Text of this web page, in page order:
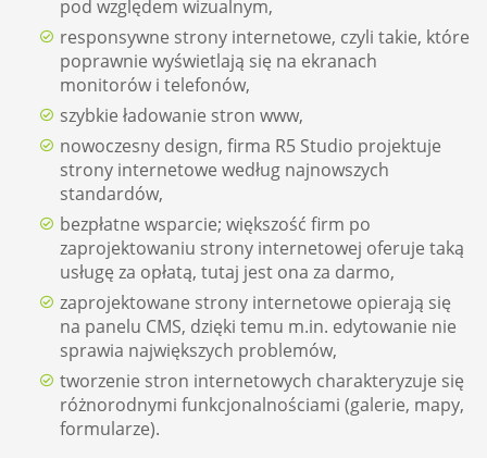
pod względem wizualnym,
responsywne strony internetowe, czyli takie, które
poprawnie wyświetlają się na ekranach
monitorów i telefonów,
szybkie ładowanie stron www,
nowoczesny design, firma R5 Studio projektuje
strony internetowe według najnowszych
standardów,
bezpłatne wsparcie; większość firm po
zaprojektowaniu strony internetowej oferuje taką
usługę za opłatą, tutaj jest ona za darmo,
zaprojektowane strony internetowe opierają się
na panelu CMS, dzięki temu m.in. edytowanie nie
sprawia największych problemów,
tworzenie stron internetowych charakteryzuje się
różnorodnymi funkcjonalnościami (galerie, mapy,
formularze).